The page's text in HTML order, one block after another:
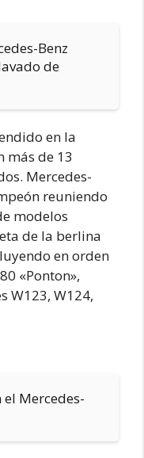
Benz
de
en la
más de 13
Mercedes-
reuniendo
modelos
de la berlina
en orden
«Ponton»,
W123, W124,
Mercedes-